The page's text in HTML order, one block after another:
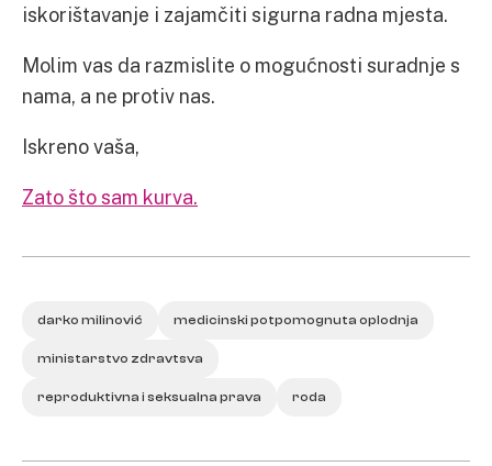
iskorištavanje i zajamčiti sigurna radna mjesta.
Molim vas da razmislite o mogućnosti suradnje s
nama, a ne protiv nas.
Iskreno vaša,
Zato što sam kurva.
darko milinović medicinski potpomognuta oplodnja
ministarstvo zdravtsva
reproduktivna i seksualna prava roda